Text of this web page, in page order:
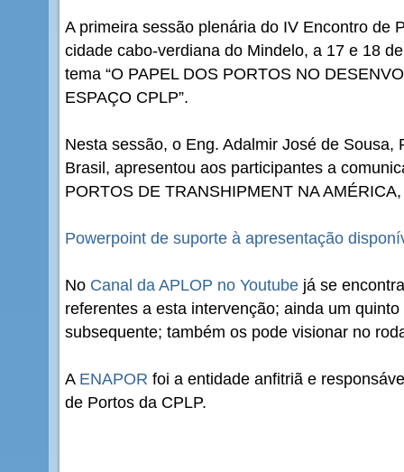
A primeira sessão plenária do IV Encontro de
cidade cabo-verdiana do Mindelo, a 17 e 18
tema “O PAPEL DOS PORTOS NO
ESPAÇO CPLP”.
Nesta sessão, o Eng. Adalmir José de Sousa,
Brasil, apresentou aos participantes a
PORTOS DE TRANSHIPMENT NA
Powerpoint de suporte à apresentação
No Canal da APLOP no Youtube já se
referentes a esta intervenção; ainda um
subsequente; também os pode visionar no
A ENAPOR foi a entidade anfitriã e
de Portos da CPLP.